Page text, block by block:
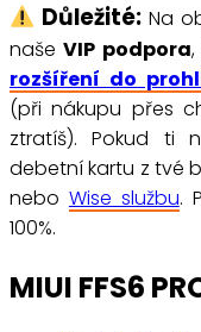
Důležité: Na
našeVIP podpora
rozšíření do
(při nákupu přes
ztratíš). Pokud ti
debetní kartu z tvé
nebo Wise službu.
100%.
MIUI FFS6